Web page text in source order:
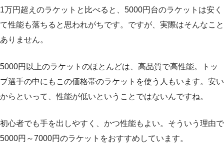
1万円超えのラケットと比べると、5000円台のラケットは安く
て性能も落ちると思われがちです。ですが、実際はそんなこと
ありません。
5000円以上のラケットのほとんどは、高品質で高性能。トッ
プ選手の中にもこの価格帯のラケットを使う人もいます。安い
からといって、性能が低いということではないんですね。
初心者でも手を出しやすく、かつ性能もよい。そういう理由で
5000円～7000円のラケットをおすすめしています。